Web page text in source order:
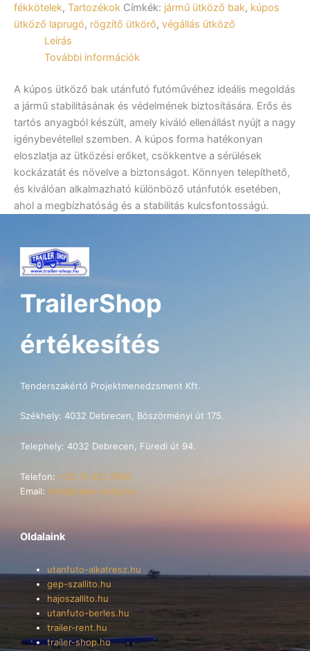
fékkötelek, Tartozékok Címkék: jármű ütköző bak, kúpos
ütköző laprugó, rögzítő ütkörő, végállás ütköző
Leírás
További információk
A kúpos ütköző bak utánfutó futóművéhez ideális megoldás
a jármű stabilitásának és védelmének biztosítására. Erős és
tartós anyagból készült, amely kiváló ellenállást nyújt a nagy
igénybevétellel szemben. A kúpos forma hatékonyan
eloszlatja az ütközési erőket, csökkentve a sérülések
kockázatát és növelve a biztonságot. Könnyen telepíthető,
és kiválóan alkalmazható különböző utánfutók esetében,
ahol a megbízhatóság és a stabilitás kulcsfontosságú.
TrailerShop
értékesítés
Tenderszakértő Projektmenedzsment Kft.
Székhely: 4032 Debrecen, Böszörményi út 175.
Telephely: 4032 Debrecen, Füredi út 94.
Telefon: +36 70 621 7696
Email: info@trailer-shop.hu
Oldalaink
utanfuto-alkatresz.hu
gep-szallito.hu
hajoszallito.hu
utanfuto-berles.hu
trailer-rent.hu
trailer-shop.hu